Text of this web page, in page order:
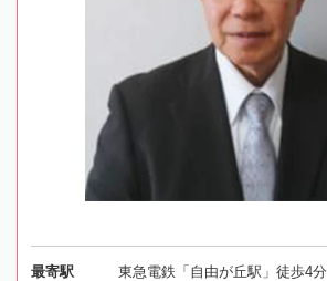
最寄駅 東急電鉄「自由が丘駅」徒歩4分